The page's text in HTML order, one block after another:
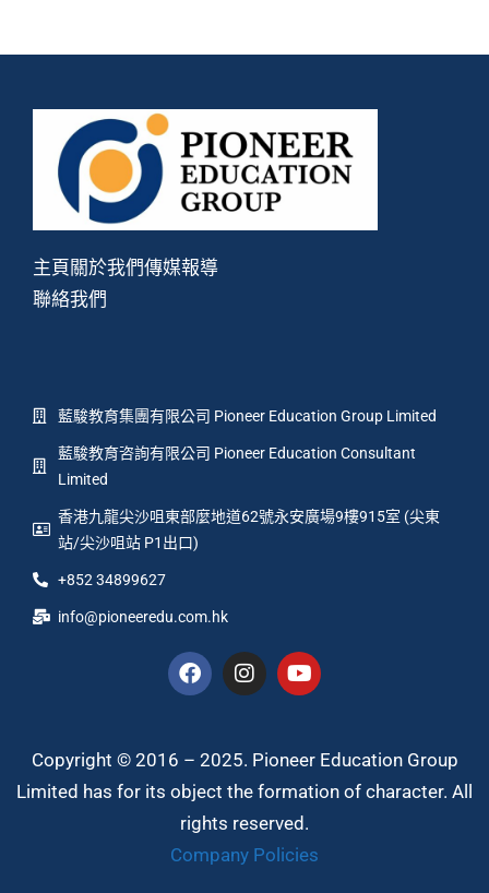
主頁關於我們傳媒報導
聯絡我們
藍駿教育集團有限公司 Pioneer Education Group Limited
藍駿教育咨詢有限公司 Pioneer Education Consultant
Limited
香港九龍尖沙咀東部麼地道62號永安廣場9樓915室 (尖東
站/尖沙咀站 P1出口)
+852 34899627
info@pioneeredu.com.hk
Copyright © 2016 – 2025. Pioneer Education Group
Limited has for its object the formation of character. All
rights reserved.
Company Policies